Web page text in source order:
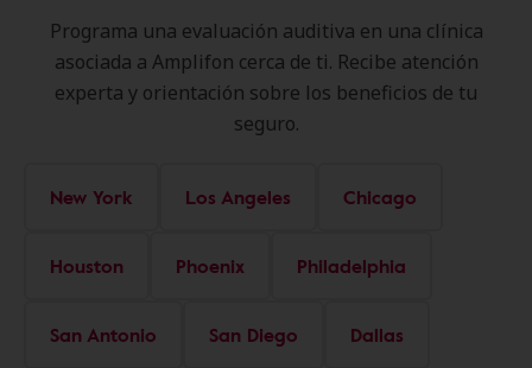
Programa una evaluación auditiva en una clínica
asociada a Amplifon cerca de ti. Recibe atención
experta y orientación sobre los beneficios de tu
seguro.
New York Los Angeles Chicago
Houston Phoenix Philadelphia
San Antonio San Diego Dallas